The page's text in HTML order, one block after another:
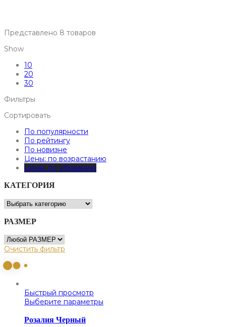
Представлено 8 товаров
Show
10
20
30
Фильтры
Сортировать
По популярности
По рейтингу
По новизне
Цены: по возрастанию
Цены: по убыванию
КАТЕГОРИЯ
РАЗМЕР
Очистить фильтр
Быстрый просмотр
Выберите параметры
Розалия Черный